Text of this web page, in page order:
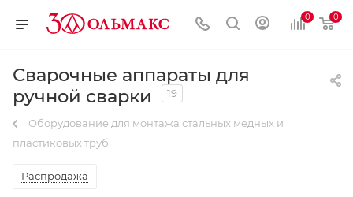
0 0
Сварочные аппараты для
ручной сварки
19
Оборудование для монтажа стальных медных и
пластиковых труб
Распродажа